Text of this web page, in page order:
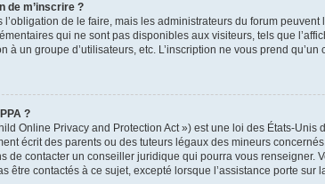
de m’inscrire ?
l’obligation de le faire, mais les administrateurs du forum
qui ne sont pas disponibles aux visiteurs, tels que
à un groupe d’utilisateurs, etc. L’inscription ne vous prend
?
Online Privacy and Protection Act ») est une loi des États-
écrit des parents ou des tuteurs légaux des mineurs
de contacter un conseiller juridique qui pourra vous renseigner.
être contactés à ce sujet, excepté lorsque l’assistance porte